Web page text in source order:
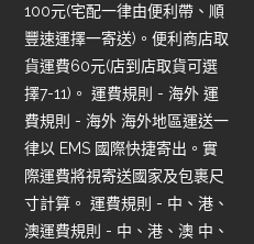
100元(宅配一律由便利帶、順
豐速運擇一寄送)。便利商店取
貨運費60元(店到店取貨可選
擇7-11)。 運費規則 - 海外 運
費規則 - 海外 海外地區運送一
律以 EMS 國際快捷寄出。實
際運費將視寄送國家及包裹尺
寸計算。 運費規則 - 中、港、
澳運費規則 - 中、港、澳 中、